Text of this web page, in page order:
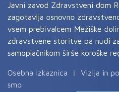
Javni zavod Zdravstveni dom
zagotavlja osnovno
vsem prebivalcem Mežiške
zdravstvene storitve pa nudi
samoplačnikom širše koroške
Osebna izkaznica | Vizija in
smo